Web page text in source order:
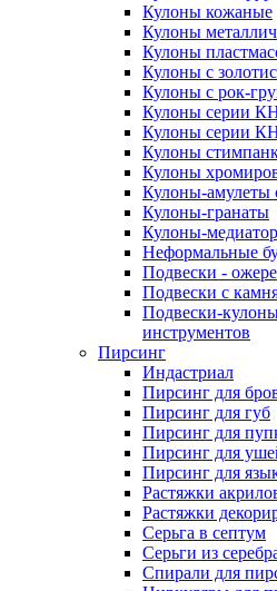
Кулоны кожаные
Кулоны
Кулоны
Кулоны с
Кулоны с рок-
Кулоны серии
Кулоны серии
Кулоны
Кулоны
Кулоны-амулеты
Кулоны-гранаты
Кулоны-
Неформальные
Подвески -
Подвески с
Подвески-
инструментов
Пирсинг
Индастриал
Пирсинг для
Пирсинг для губ
Пирсинг для
Пирсинг для
Пирсинг для
Растяжки
Растяжки
Серьга в септум
Серьги из
Спирали для